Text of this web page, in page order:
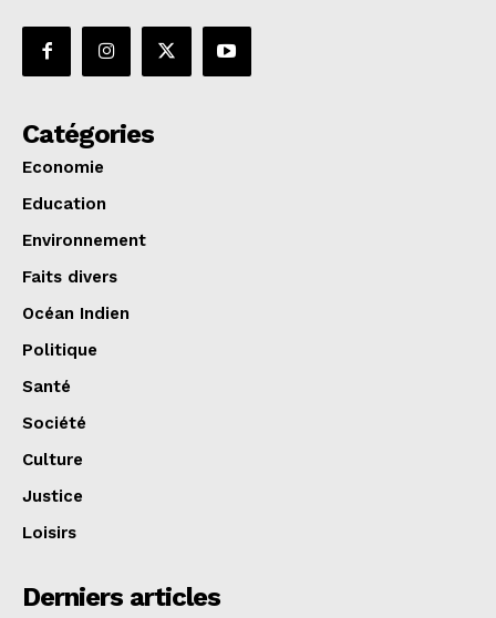
Catégories
Economie
Education
Environnement
Faits divers
Océan Indien
Politique
Santé
Société
Culture
Justice
Loisirs
Derniers articles